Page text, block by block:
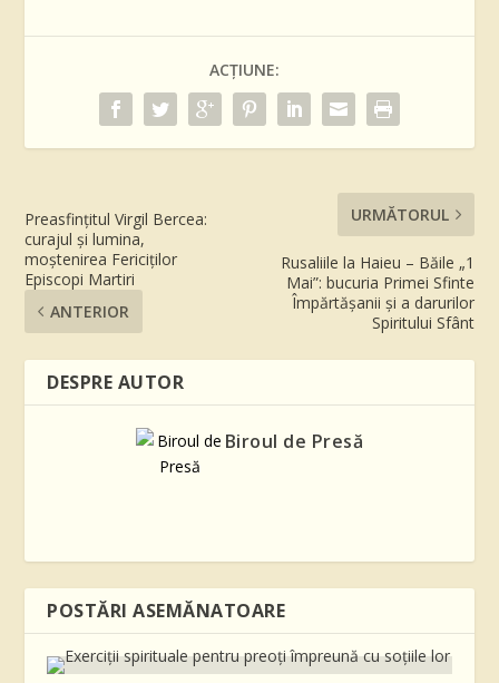
ACȚIUNE:
Preasfințitul Virgil Bercea:
curajul și lumina,
moștenirea Fericiților
Episcopi Martiri
ANTERIOR
URMĂTORUL
Rusaliile la Haieu – Băile „1
Mai”: bucuria Primei Sfinte
Împărtășanii și a darurilor
Spiritului Sfânt
DESPRE AUTOR
Biroul de Presă
POSTĂRI ASEMĂNATOARE